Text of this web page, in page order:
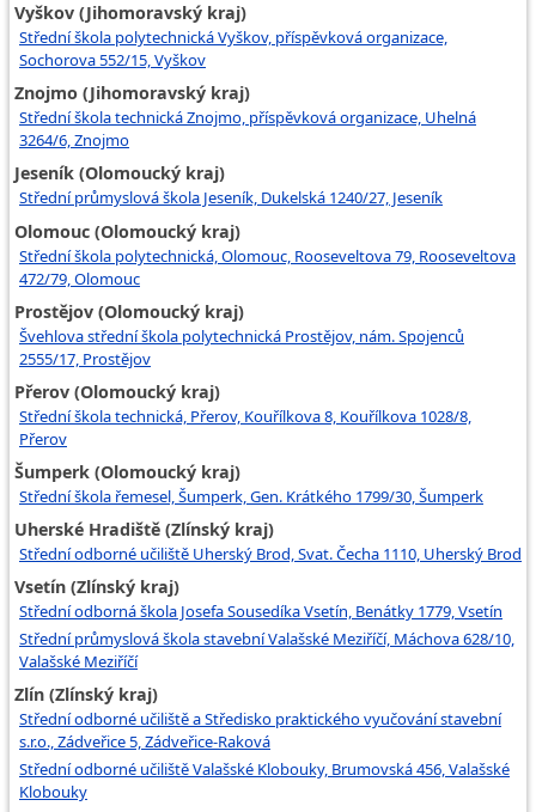
Vyškov (Jihomoravský kraj)
Střední škola polytechnická Vyškov, příspěvková organizace,
Sochorova 552/15, Vyškov
Znojmo (Jihomoravský kraj)
Střední škola technická Znojmo, příspěvková organizace, Uhelná
3264/6, Znojmo
Jeseník (Olomoucký kraj)
Střední průmyslová škola Jeseník, Dukelská 1240/27, Jeseník
Olomouc (Olomoucký kraj)
Střední škola polytechnická, Olomouc, Rooseveltova 79, Rooseveltova
472/79, Olomouc
Prostějov (Olomoucký kraj)
Švehlova střední škola polytechnická Prostějov, nám. Spojenců
2555/17, Prostějov
Přerov (Olomoucký kraj)
Střední škola technická, Přerov, Kouřílkova 8, Kouřílkova 1028/8,
Přerov
Šumperk (Olomoucký kraj)
Střední škola řemesel, Šumperk, Gen. Krátkého 1799/30, Šumperk
Uherské Hradiště (Zlínský kraj)
Střední odborné učiliště Uherský Brod, Svat. Čecha 1110, Uherský Brod
Vsetín (Zlínský kraj)
Střední odborná škola Josefa Sousedíka Vsetín, Benátky 1779, Vsetín
Střední průmyslová škola stavební Valašské Meziříčí, Máchova 628/10,
Valašské Meziříčí
Zlín (Zlínský kraj)
Střední odborné učiliště a Středisko praktického vyučování stavební
s.r.o., Zádveřice 5, Zádveřice-Raková
Střední odborné učiliště Valašské Klobouky, Brumovská 456, Valašské
Klobouky